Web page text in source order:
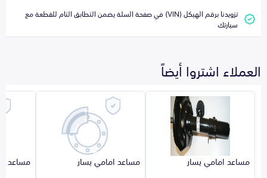
تزويدنا برقم الهيكل (VIN) في صفحة السلة يضمن التطابق التام للقطعة مع
سيارتك
العملاء اشتروا أيضاً
مساعد امامي يسار مساعد امامي يسار مساعد